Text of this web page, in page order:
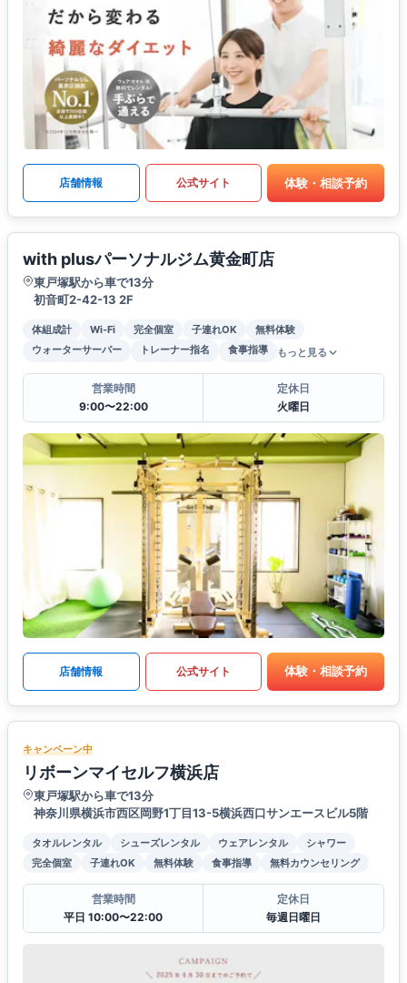
店舗情報 公式サイト 体験・相談予約
with plusパーソナルジム黄金町店
東戸塚駅から車で13分
初音町2-42-13 2F
体組成計 Wi-Fi 完全個室 子連れOK
無料体験
ウォーターサーバー
トレーナー指名 食事指導 もっと見る
営業時間
9:00〜22:00
定休日
火曜日
店舗情報 公式サイト 体験・相談予約
キャンペーン中
リボーンマイセルフ横浜店
東戸塚駅から車で13分
神奈川県横浜市西区岡野1丁目13-5横浜西口サンエースビル5階
タオルレンタル シューズレンタル ウェアレンタル
シャワー
完全個室
子連れOK 無料体験 食事指導 無料カウンセリング
営業時間
平日 10:00〜22:00
定休日
毎週日曜日